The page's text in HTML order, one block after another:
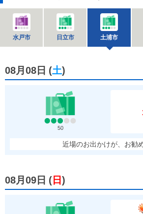
水戸市 日立市 土浦市
08月08日 (土)
50
近場のお出かけが、お勧
08月09日 ( 日 )